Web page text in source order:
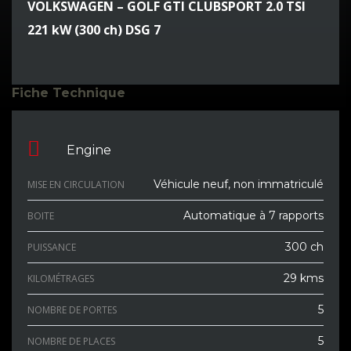
VOLKSWAGEN – GOLF GTI CLUBSPORT 2.0 TSI
221 kW (300 ch) DSG 7
Fiche Technique
Engine
MISE EN CIRCULATION Véhicule neuf, non immatriculé
BOITE Automatique à 7 rapports
PUISSANCE 300 ch
KILOMÉTRAGES 29 kms
NOMBRE DE PORTES 5
NOMBRE DE PLACES 5